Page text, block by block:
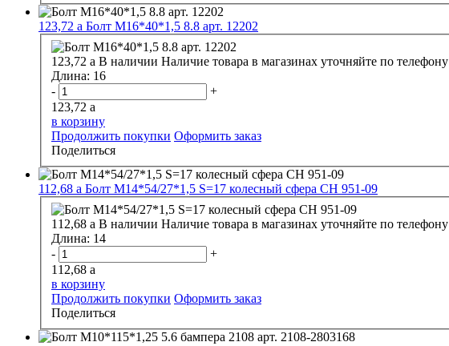
123,72 a Болт М16*40*1,5 8.8 арт. 12202
123,72 a В наличии Наличие товара в магазинах уточняйте по телефону
Длина: 16
-
+
123,72 a
в корзину
Продолжить покупки Оформить заказ
Поделиться
112,68 a Болт М14*54/27*1,5 S=17 колесный сфера CH 951-09
112,68 a В наличии Наличие товара в магазинах уточняйте по телефону
Длина: 14
-
+
112,68 a
в корзину
Продолжить покупки Оформить заказ
Поделиться